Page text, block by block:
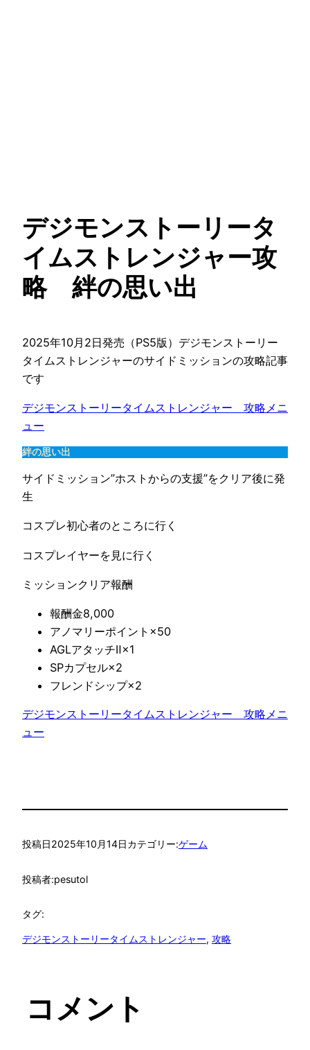
デジモンストーリータ
イムストレンジャー攻
略 絆の思い出
2025年10月2日発売（PS5版）デジモンストーリー
タイムストレンジャーのサイドミッションの攻略記事
です
デジモンストーリータイムストレンジャー　攻略メニ
ュー
絆の思い出
サイドミッション”ホストからの支援”をクリア後に発
生
コスプレ初心者のところに行く
コスプレイヤーを見に行く
ミッションクリア報酬
報酬金8,000
アノマリーポイント×50
AGLアタッチⅡ×1
SPカプセル×2
フレンドシップ×2
デジモンストーリータイムストレンジャー　攻略メニ
ュー
投稿日2025年10月14日カテゴリー:ゲーム
投稿者:pesutol
タグ:
デジモンストーリータイムストレンジャー, 攻略
コメント